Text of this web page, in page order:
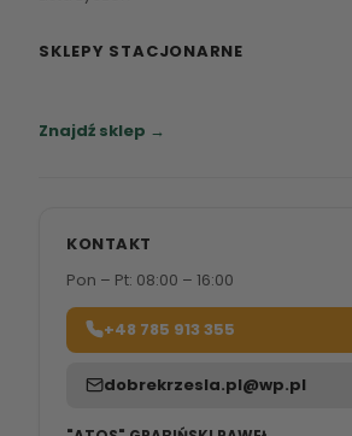
SKLEPY STACJONARNE
Znajdź sklep →
KONTAKT
Pon – Pt: 08:00 – 16:00
+48 785 913 355
dobrekrzesla.pl@wp.pl